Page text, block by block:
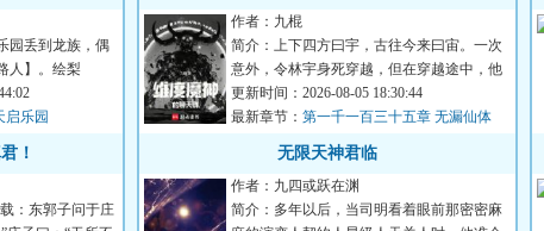
园丢到龙族，偶
人】。绘梨
...
启乐园
！
：东郭子问于庄
作者：九棍
简介：上下四方曰宇，古往今来曰宙。一次
意外，令林宇身死穿越，但在穿越途中，他
又意外撞上了一个刚刚孕...
更新时间：2026-08-05 18:30:44
最新章节： 第一千一百三十五章 无漏仙体
无限天神君临
作者：九四或跃在渊
简介：多年以后，当司明看着眼前那密密麻